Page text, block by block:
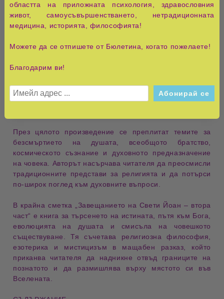
части от единна и взаимосвързана реалност.
Сред най-запомнящите се части на произведението са
представена като край, а като преход към нови нива
определено състояние на развитие – от хармонията
духовно съзнание. Тези глави разглеждат отвъдния
живот като процес на обучение, пречистване и
През цялото произведение се преплитат темите за
безсмъртието на душата
всеобщото братство
космическото съзнание и духовното предназначение
на човека . Авторът насърчава читателя да преосмисли
традиционните представи за религията и да потърси
по-широк поглед към духовните въпроси.
В крайна сметка
„Завещанието на Свети Йоан – втора
част“ е книга за търсенето на истината пътя към Бога
еволюцията на душата и смисъла на човешкото
съществуване
. Тя съчетава религиозна философия,
езотерика и мистицизъм в мащабен разказ, който
приканва читателя да надникне отвъд границите на
познатото и да размишлява върху мястото си във
Вселената.
областта на приложната психология, здравословния
живот, самоусъвършенстването, нетрадиционната
медицина, историята, философията!
Можете да се отпишете от Бюлетина, когато пожелаете!
Благодарим ви!